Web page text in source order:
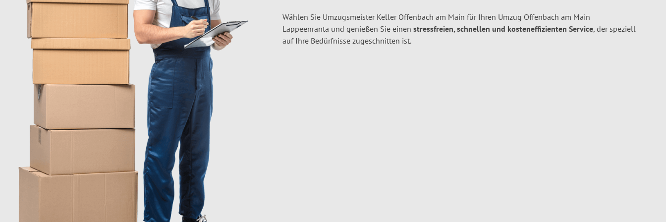
Wählen Sie Umzugsmeister Keller Offenbach am Main für Ihren Umzug Offenbach am Main
Lappeenranta und genießen Sie einen stressfreien, schnellen und kosteneffizienten Service, der speziell
auf Ihre Bedürfnisse zugeschnitten ist.